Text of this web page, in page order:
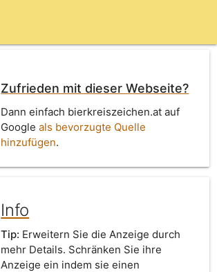
Zufrieden mit dieser Webseite?
Dann einfach bierkreiszeichen.at auf
Googleals bevorzugte Quelle
hinzufügen.
Info
Tip: Erweitern Sie die Anzeige durch
mehr Details. Schränken Sie ihre
Anzeige ein indem sie einen